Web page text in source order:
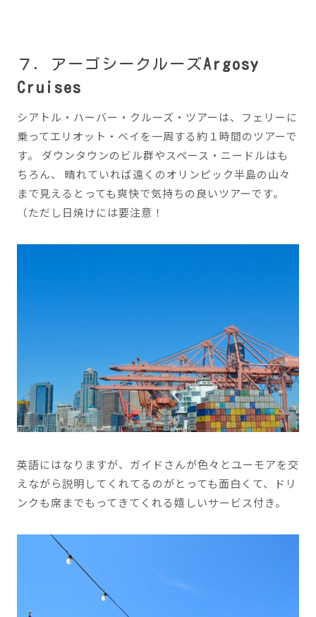
７．アーゴシークルーズArgosy
Cruises
シアトル・ハーバー・クルーズ・ツアーは、フェリーに
乗ってエリオット・ベイを一周する約１時間のツアーで
す。 ダウンタウンのビル群やスペース・ニードルはも
ちろん、 晴れていれば遠くのオリンピック半島の山々
まで見えるとっても爽快で気持ちの良いツアーです。
（ただし日焼けには要注意！
英語にはなりますが、ガイドさんが色々とユーモアを交
えながら説明してくれてるのがとっても面白くて、ドリ
ンクも席までもってきてくれる嬉しいサービス付き。